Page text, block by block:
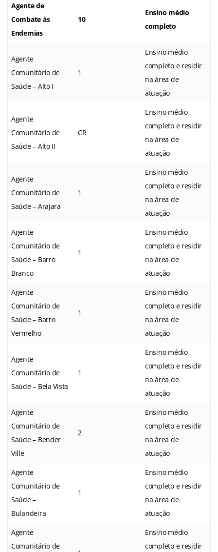
Agente de
Combate às
Endemias
10
Ensino médio
completo
Agente
Comunitário de
Saúde – Alto I
1
Ensino médio
completo e residir
na área de
atuação
Agente
Comunitário de
Saúde – Alto II
CR
Ensino médio
completo e residir
na área de
atuação
Agente
Comunitário de
Saúde – Arajara
1
Ensino médio
completo e residir
na área de
atuação
Agente
Comunitário de
Saúde – Barro
Branco
1
Ensino médio
completo e residir
na área de
atuação
Agente
Comunitário de
Saúde – Barro
Vermelho
1
Ensino médio
completo e residir
na área de
atuação
Agente
Comunitário de
Saúde – Bela Vista
1
Ensino médio
completo e residir
na área de
atuação
Agente
Comunitário de
Saúde – Bender
Ville
2
Ensino médio
completo e residir
na área de
atuação
Agente
Comunitário de
Saúde –
Bulandeira
1
Ensino médio
completo e residir
na área de
atuação
Agente
Comunitário de
Ensino médio
completo e residir